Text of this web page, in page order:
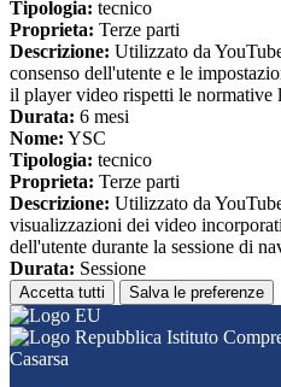
Tipologia: tecnico
Proprieta: Terze parti
Descrizione: Utilizzato da
consenso dell'utente e le
il player video rispetti le normative
Durata: 6 mesi
Nome: YSC
Tipologia: tecnico
Proprieta: Terze parti
Descrizione: Utilizzato da
visualizzazioni dei video
dell'utente durante la sessione di
Durata: Sessione
Accetta tutti Salva le preferenze
Istituto
Casarsa